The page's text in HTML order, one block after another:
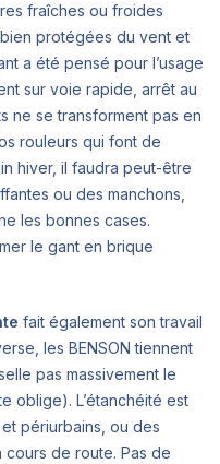
fraîches ou froides
protégées du vent et
a été pensé pour l’usage
sur voie rapide, arrêt au
ne se transforment pas en
rouleurs qui font de
hiver, il faudra peut-être
ou des manchons,
les bonnes cases.
le gant en brique
fait également son travail
les BENSON tiennent
pas massivement le
oblige). L’étanchéité est
périurbains, ou des
de route. Pas de